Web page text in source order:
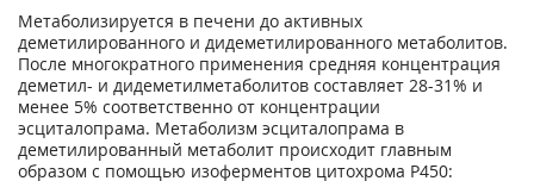
Метаболизируется в печени до активных
деметилированного и дидеметилированного метаболитов.
После многократного применения средняя концентрация
деметил- и дидеметилметаболитов составляет 28-31% и
менее 5% соответственно от концентрации
эсциталопрама. Метаболизм эсциталопрама в
деметилированный метаболит происходит главным
образом с помощью изоферментов цитохрома Р450: